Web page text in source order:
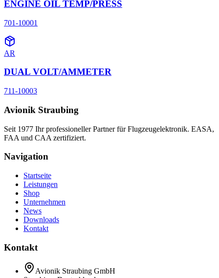
ENGINE OIL TEMP/PRESS
701-10001
AR
DUAL VOLT/AMMETER
711-10003
Avionik Straubing
Seit 1977 Ihr professioneller Partner für Flugzeugelektronik. EASA,
FAA und CAA zertifiziert.
Navigation
Startseite
Leistungen
Shop
Unternehmen
News
Downloads
Kontakt
Kontakt
Avionik Straubing GmbH